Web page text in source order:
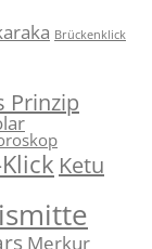
Brückenklick
Prinzip
Ketu
Merkur